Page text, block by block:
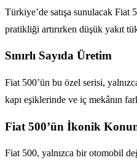
Türkiye’de satışa sunulacak
pratikliği artırırken düşük yakıt
Sınırlı Sayıda Üretim
Fiat 500’ün bu özel serisi,
kapı eşiklerinde ve iç mekânın
Fiat 500’ün İkonik
Fiat 500, yalnızca bir otomobil